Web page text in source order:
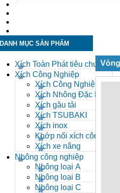
DANH MỤC SẢN PHẨM
Xích Toàn Phát tiêu chuẩn
ANSI
Xích Công Nghiệp
Xích Công Nghiệp -
Xich Cong Nghiep
Xích Nhông Đặc Biệt
Xích gầu tải
Xích TSUBAKI
Xích inox
Khớp nối xích công
nghiệp
Xích xe nâng
Nhông công nghiệp
Nhông loại A
Nhông loại B
Nhông loại C